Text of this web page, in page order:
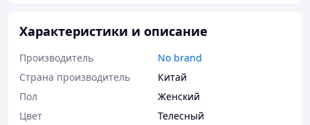
Характеристики и описание
Производитель
No brand
Страна производитель
Китай
Пол
Женский
Цвет
Телесный